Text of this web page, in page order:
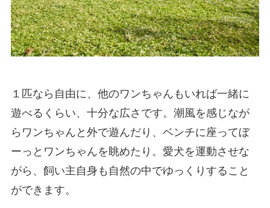
１匹なら自由に、他のワンちゃんもいれば一緒に
遊べるくらい、十分な広さです。潮風を感じなが
らワンちゃんと外で遊んだり、ベンチに座ってぼ
ーっとワンちゃんを眺めたり。愛犬を運動させな
がら、飼い主自身も自然の中でゆっくりすること
ができます。